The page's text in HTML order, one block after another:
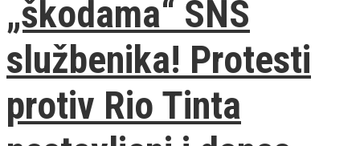
„škodama“ SNS
službenika! Protesti
protiv Rio Tinta